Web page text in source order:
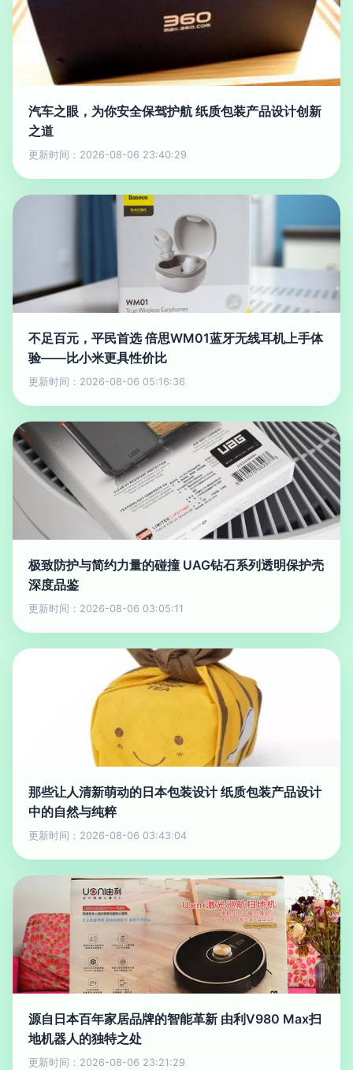
汽车之眼，为你安全保驾护航 纸质包装产品设计创新
之道
更新时间：2026-08-06 23:40:29
不足百元，平民首选 倍思WM01蓝牙无线耳机上手体
验——比小米更具性价比
更新时间：2026-08-06 05:16:36
极致防护与简约力量的碰撞 UAG钻石系列透明保护壳
深度品鉴
更新时间：2026-08-06 03:05:11
那些让人清新萌动的日本包装设计 纸质包装产品设计
中的自然与纯粹
更新时间：2026-08-06 03:43:04
源自日本百年家居品牌的智能革新 由利V980 Max扫
地机器人的独特之处
更新时间：2026-08-06 23:21:29